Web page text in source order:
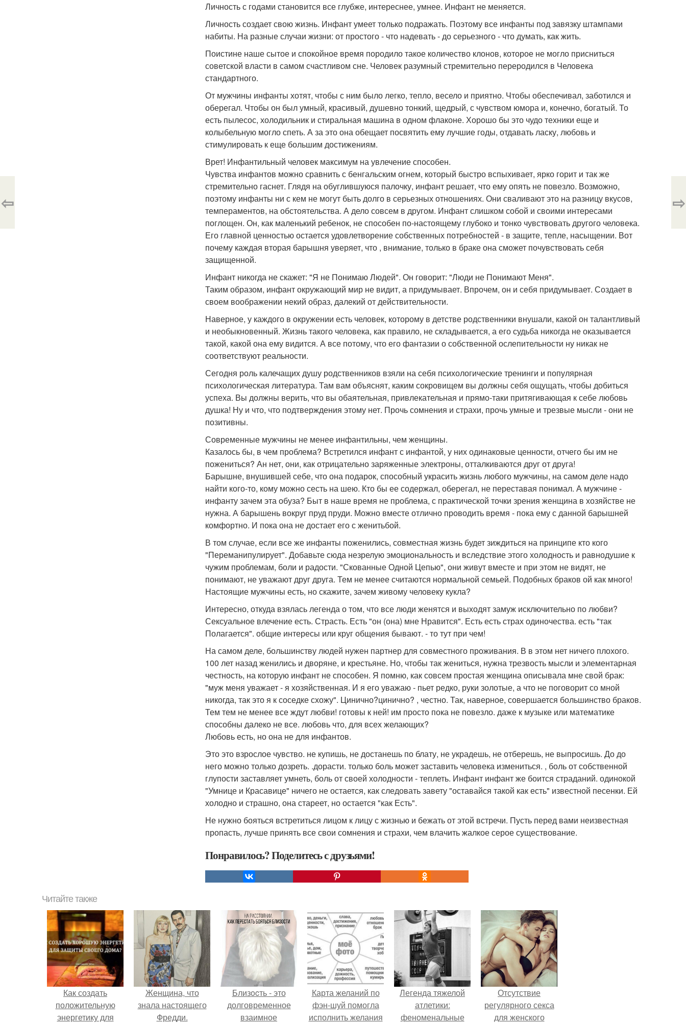
Личность с годами становится все глубже, интереснее, умнее. Инфант не меняется.
Личность создает свою жизнь. Инфант умеет только подражать. Поэтому все инфанты под завязку штампами
набиты. На разные случаи жизни: от простого - что надевать - до серьезного - что думать, как жить.
Поистине наше сытое и спокойное время породило такое количество клонов, которое не могло присниться
советской власти в самом счастливом сне. Человек разумный стремительно переродился в Человека
стандартного.
От мужчины инфанты хотят, чтобы с ним было легко, тепло, весело и приятно. Чтобы обеспечивал, заботился и
оберегал. Чтобы он был умный, красивый, душевно тонкий, щедрый, с чувством юмора и, конечно, богатый. То
есть пылесос, холодильник и стиральная машина в одном флаконе. Хорошо бы это чудо техники еще и
колыбельную могло спеть. А за это она обещает посвятить ему лучшие годы, отдавать ласку, любовь и
стимулировать к еще большим достижениям.
Врет! Инфантильный человек максимум на увлечение способен.
Чувства инфантов можно сравнить с бенгальским огнем, который быстро вспыхивает, ярко горит и так же
стремительно гаснет. Глядя на обуглившуюся палочку, инфант решает, что ему опять не повезло. Возможно,
поэтому инфанты ни с кем не могут быть долго в серьезных отношениях. Они сваливают это на разницу вкусов,
темпераментов, на обстоятельства. А дело совсем в другом. Инфант слишком собой и своими интересами
поглощен. Он, как маленький ребенок, не способен по-настоящему глубоко и тонко чувствовать другого человека.
Его главной ценностью остается удовлетворение собственных потребностей - в защите, тепле, насыщении. Вот
почему каждая вторая барышня уверяет, что , внимание, только в браке она сможет почувствовать себя
защищенной.
Инфант никогда не скажет: "Я не Понимаю Людей". Он говорит: "Люди не Понимают Меня".
Таким образом, инфант окружающий мир не видит, а придумывает. Впрочем, он и себя придумывает. Создает в
своем воображении некий образ, далекий от действительности.
Наверное, у каждого в окружении есть человек, которому в детстве родственники внушали, какой он талантливый
и необыкновенный. Жизнь такого человека, как правило, не складывается, а его судьба никогда не оказывается
такой, какой она ему видится. А все потому, что его фантазии о собственной ослепительности ну никак не
соответствуют реальности.
Сегодня роль калечащих душу родственников взяли на себя психологические тренинги и популярная
психологическая литература. Там вам объяснят, каким сокровищем вы должны себя ощущать, чтобы добиться
успеха. Вы должны верить, что вы обаятельная, привлекательная и прямо-таки притягивающая к себе любовь
душка! Ну и что, что подтверждения этому нет. Прочь сомнения и страхи, прочь умные и трезвые мысли - они не
позитивны.
Современные мужчины не менее инфантильны, чем женщины.
Казалось бы, в чем проблема? Встретился инфант с инфантой, у них одинаковые ценности, отчего бы им не
пожениться? Ан нет, они, как отрицательно заряженные электроны, отталкиваются друг от друга!
Барышне, внушившей себе, что она подарок, способный украсить жизнь любого мужчины, на самом деле надо
найти кого-то, кому можно сесть на шею. Кто бы ее содержал, оберегал, не переставая понимал. А мужчине -
инфанту зачем эта обуза? Быт в наше время не проблема, с практической точки зрения женщина в хозяйстве не
нужна. А барышень вокруг пруд пруди. Можно вместе отлично проводить время - пока ему с данной барышней
комфортно. И пока она не достает его с женитьбой.
В том случае, если все же инфанты поженились, совместная жизнь будет зиждиться на принципе кто кого
"Переманипулирует". Добавьте сюда незрелую эмоциональность и вследствие этого холодность и равнодушие к
чужим проблемам, боли и радости. "Скованные Одной Цепью", они живут вместе и при этом не видят, не
понимают, не уважают друг друга. Тем не менее считаются нормальной семьей. Подобных браков ой как много!
Настоящие мужчины есть, но скажите, зачем живому человеку кукла?
Интересно, откуда взялась легенда о том, что все люди женятся и выходят замуж исключительно по любви?
Сексуальное влечение есть. Страсть. Есть "он (она) мне Нравится". Есть есть страх одиночества. есть "так
Полагается". общие интересы или круг общения бывают. - то тут при чем!
На самом деле, большинству людей нужен партнер для совместного проживания. В в этом нет ничего плохого.
100 лет назад женились и дворяне, и крестьяне. Но, чтобы так жениться, нужна трезвость мысли и элементарная
честность, на которую инфант не способен. Я помню, как совсем простая женщина описывала мне свой брак:
"муж меня уважает - я хозяйственная. И я его уважаю - пьет редко, руки золотые, а что не поговорит со мной
никогда, так это я к соседке схожу". Цинично?цинично? , честно. Так, наверное, совершается большинство браков.
Тем тем не менее все ждут любви! готовы к ней! им просто пока не повезло. даже к музыке или математике
способны далеко не все. любовь что, для всех желающих?
Любовь есть, но она не для инфантов.
Это это взрослое чувство. не купишь, не достанешь по блату, не украдешь, не отберешь, не выпросишь. До до
него можно только дозреть. .дорасти. только боль может заставить человека измениться. , боль от собственной
глупости заставляет умнеть, боль от своей холодности - теплеть. Инфант инфант же боится страданий. одинокой
"Умнице и Красавице" ничего не остается, как следовать завету "оставайся такой как есть" известной песенки. Ей
холодно и страшно, она стареет, но остается "как Есть".
Не нужно бояться встретиться лицом к лицу с жизнью и бежать от этой встречи. Пусть перед вами неизвестная
пропасть, лучше принять все свои сомнения и страхи, чем влачить жалкое серое существование.
Понравилось? Поделитесь с друзьями!
⇦ ⇨
Читайте также
Как создать
положительную
энергетику для
Женщина, что
знала настоящего
Фредди.
Близocть - это
долговременное
взаимное
Карта желаний по
фэн-шуй помогла
исполнить желания
Легенда тяжелой
атлетики:
феноменальные
Отсутствие
регулярного секса
для женского